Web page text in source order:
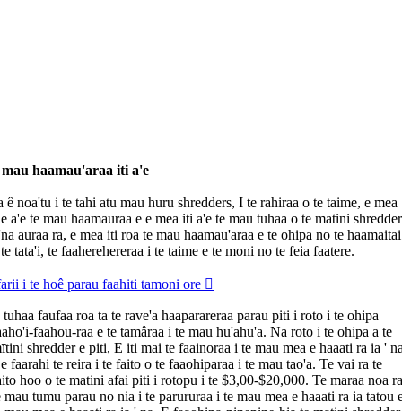
mau haamau'araa iti a'e
ê noa'tu i te tahi atu mau huru shredders, I te rahiraa o te taime, e mea
a'e te mau haamauraa e e mea iti a'e te mau tuhaa o te matini
auraa ra, e mea iti roa te mau haamau'araa e te ohipa no te
tata'i, te faaherehereraa i te taime e te moni no te feia faatere.
i te hoê parau faahiti tamoni ore 
tuhaa faufaa roa ta te rave'a haaparareraa parau piti i roto i te ohipa
faahou-raa e te tamâraa i te mau hu'ahu'a. Na roto i te ohipa a te
shredder e piti, E iti mai te faainoraa i te mau mea e haaati ra ia '
faarahi te reira i te faito o te faaohiparaa i te mau tao'a. Te vai ra te
hoo o te matini afai piti i rotopu i te $3,00-$20,000. Te maraa noa
mau tumu parau no nia i te parururaa i te mau mea e haaati ra ia tatou